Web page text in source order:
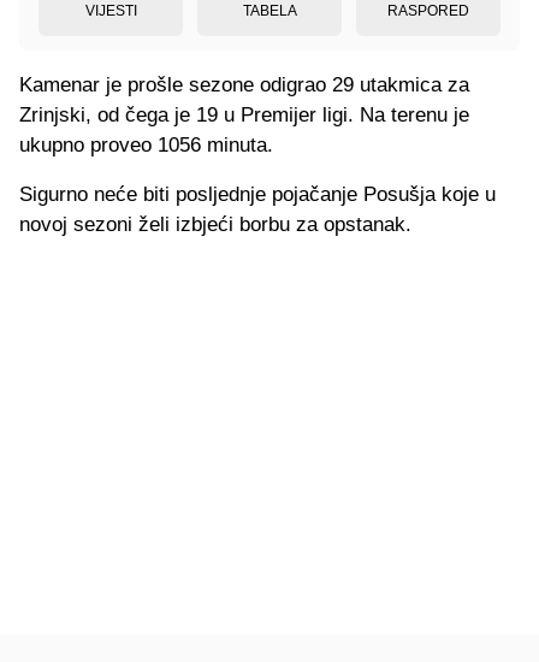
VIJESTI TABELA RASPORED
Kamenar je prošle sezone odigrao 29 utakmica za
Zrinjski, od čega je 19 u Premijer ligi. Na terenu je
ukupno proveo 1056 minuta.
Sigurno neće biti posljednje pojačanje Posušja koje u
novoj sezoni želi izbjeći borbu za opstanak.